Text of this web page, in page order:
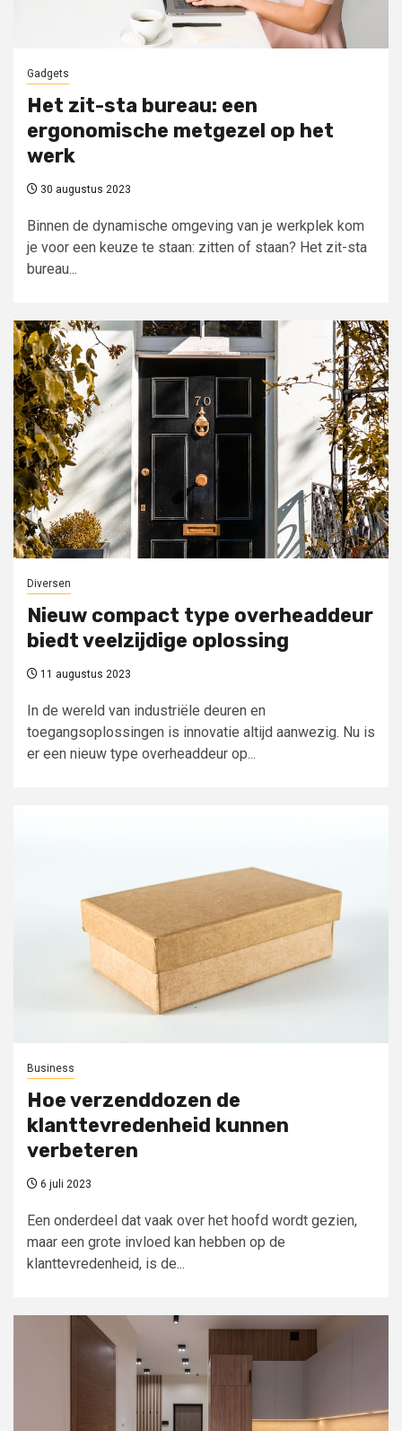
Gadgets
Het zit-sta bureau: een
ergonomische metgezel op het
werk
30 augustus 2023
Binnen de dynamische omgeving van je werkplek kom
je voor een keuze te staan: zitten of staan? Het zit-sta
bureau...
Diversen
Nieuw compact type overheaddeur
biedt veelzijdige oplossing
11 augustus 2023
In de wereld van industriële deuren en
toegangsoplossingen is innovatie altijd aanwezig. Nu is
er een nieuw type overheaddeur op...
Business
Hoe verzenddozen de
klanttevredenheid kunnen
verbeteren
6 juli 2023
Een onderdeel dat vaak over het hoofd wordt gezien,
maar een grote invloed kan hebben op de
klanttevredenheid, is de...